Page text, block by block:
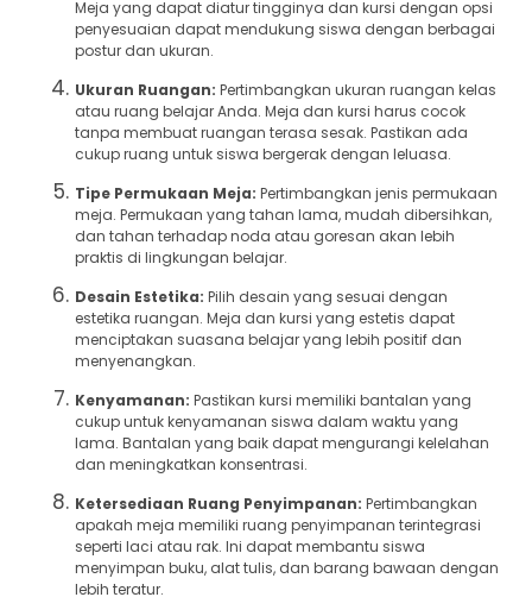
Meja yang dapat diatur tingginya dan kursi dengan opsi
penyesuaian dapat mendukung siswa dengan berbagai
postur dan ukuran.
Ukuran Ruangan: Pertimbangkan ukuran ruangan kelas
atau ruang belajar Anda. Meja dan kursi harus cocok
tanpa membuat ruangan terasa sesak. Pastikan ada
cukup ruang untuk siswa bergerak dengan leluasa.
Tipe Permukaan Meja: Pertimbangkan jenis permukaan
meja. Permukaan yang tahan lama, mudah dibersihkan,
dan tahan terhadap noda atau goresan akan lebih
praktis di lingkungan belajar.
Desain Estetika: Pilih desain yang sesuai dengan
estetika ruangan. Meja dan kursi yang estetis dapat
menciptakan suasana belajar yang lebih positif dan
menyenangkan.
Kenyamanan: Pastikan kursi memiliki bantalan yang
cukup untuk kenyamanan siswa dalam waktu yang
lama. Bantalan yang baik dapat mengurangi kelelahan
dan meningkatkan konsentrasi.
Ketersediaan Ruang Penyimpanan: Pertimbangkan
apakah meja memiliki ruang penyimpanan terintegrasi
seperti laci atau rak. Ini dapat membantu siswa
menyimpan buku, alat tulis, dan barang bawaan dengan
lebih teratur.